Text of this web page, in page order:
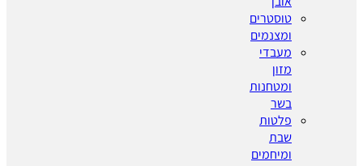
טוסטרים
ומצנמים
מעבדי
מזון
ומטחנות
בשר
פלטות
שבת
ומיחמים